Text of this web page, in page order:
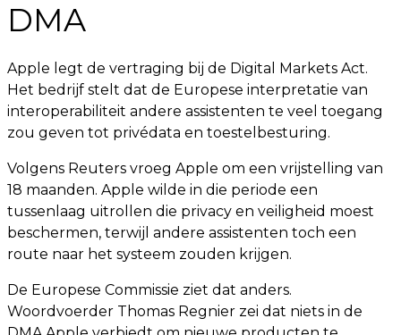
DMA
Apple legt de vertraging bij de Digital Markets Act.
Het bedrijf stelt dat de Europese interpretatie van
interoperabiliteit andere assistenten te veel toegang
zou geven tot privédata en toestelbesturing.
Volgens Reuters vroeg Apple om een vrijstelling van
18 maanden. Apple wilde in die periode een
tussenlaag uitrollen die privacy en veiligheid moest
beschermen, terwijl andere assistenten toch een
route naar het systeem zouden krijgen.
De Europese Commissie ziet dat anders.
Woordvoerder Thomas Regnier zei dat niets in de